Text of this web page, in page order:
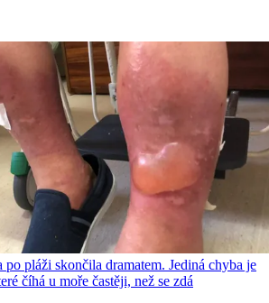
pláži skončila dramatem. Jediná chyba je
číhá u moře častěji, než se zdá